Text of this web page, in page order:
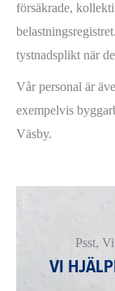
försäkrade,
tystnadsplikt när
Vår personal är
exempelvis
Väsby.
Psst,
VI